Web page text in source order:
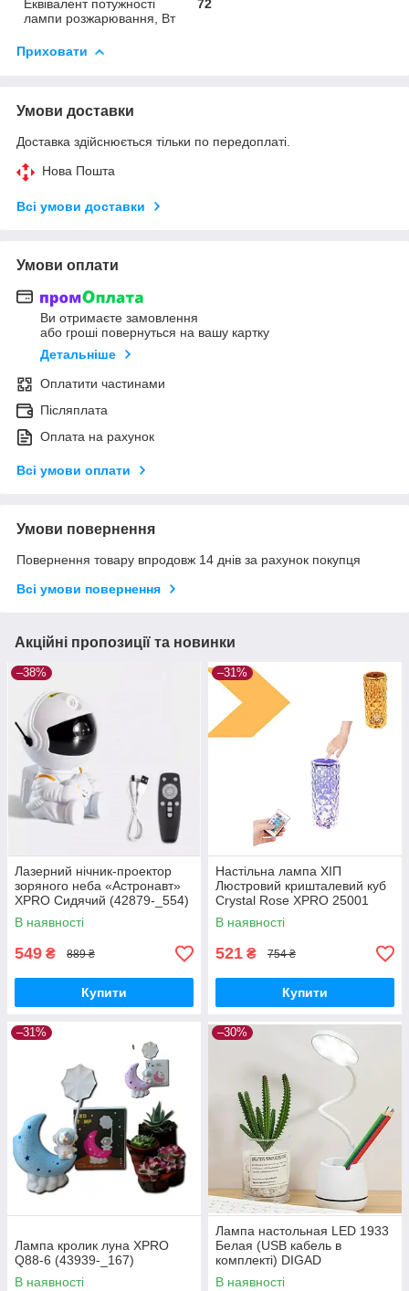
Еквівалент потужності
лампи розжарювання, Вт
72
Приховати
Умови доставки
Доставка здійснюється тільки по передоплаті.
Нова Пошта
Всі умови доставки
Умови оплати
Ви отримаєте замовлення
або гроші повернуться на вашу картку
Детальніше
Оплатити частинами
Післяплата
Оплата на рахунок
Всі умови оплати
Умови повернення
Повернення товару впродовж 14 днів за рахунок покупця
Всі умови повернення
Акційні пропозиції та новинки
–38%
Лазерний нічник-проектор
зоряного неба «Астронавт»
XPRO Сидячий (42879-_554)
В наявності
549 ₴ 889 ₴
Купити
–31%
Настільна лампа ХІП
Люстровий кришталевий куб
Crystal Rose XPRO 25001
рожевий (42788-Crystal
Rose_158)
В наявності
521 ₴ 754 ₴
Купити
–31%
Лампа кролик луна XPRO
Q88-6 (43939-_167)
В наявності
–30%
Лампа настольная LED 1933
Белая (USB кабель в
комплекті) DIGAD
В наявності